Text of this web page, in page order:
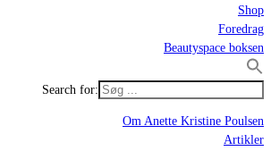
Shop
Foredrag
Beautyspace boksen
Search for:
Om Anette Kristine Poulsen
Artikler